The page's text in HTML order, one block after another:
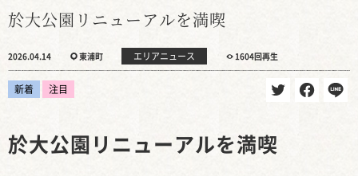
於大公園リニューアルを満喫
2026.04.14 東浦町 エリアニュース 1604回再生
新着 注目
於大公園リニューアルを満喫